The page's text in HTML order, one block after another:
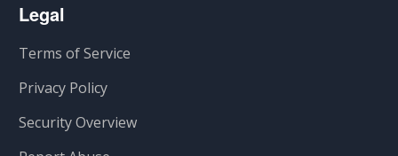
Legal
Terms of Service
Privacy Policy
Security Overview